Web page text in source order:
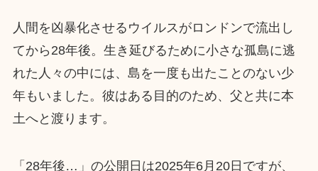
人間を凶暴化させるウイルスがロンドンで流出し
てから28年後。生き延びるために小さな孤島に逃
れた人々の中には、島を一度も出たことのない少
年もいました。彼はある目的のため、父と共に本
土へと渡ります。
「28年後…」の公開日は2025年6月20日ですが、